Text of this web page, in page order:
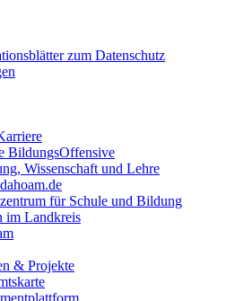
zum Datenschutz
BildungsOffensive
Wissenschaft und Lehre
für Schule und Bildung
im Landkreis
& Projekte